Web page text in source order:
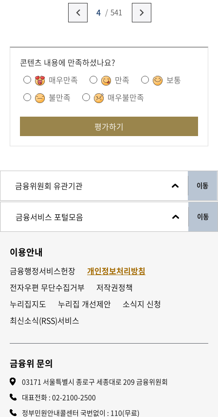
4 541
콘텐츠 내용에 만족하셨나요?
매우만족
만족
보통
불만족
매우불만족
평가하기
이동
이동
이용안내
금융행정서비스헌장
개인정보처리방침
전자우편 무단수집거부
저작권정책
누리집지도
누리집 개선제안
소식지 신청
최신소식(RSS)서비스
금융위 문의
03171 서울특별시 종로구 세종대로 209 금융위원회
대표전화 : 02-2100-2500
정부민원안내콜센터 국번없이 : 110(무료)